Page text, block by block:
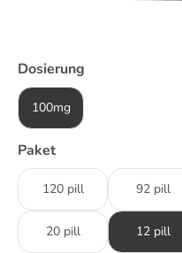
Dosierung
100mg
Paket
120 pill 92 pill
20 pill 12 pill